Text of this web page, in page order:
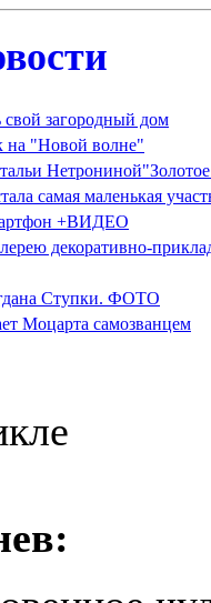
свой загородный дом
"Новой волне"
самая маленькая
+ВИДЕО
декоративно-
Ступки. ФОТО
Моцарта самозванцем